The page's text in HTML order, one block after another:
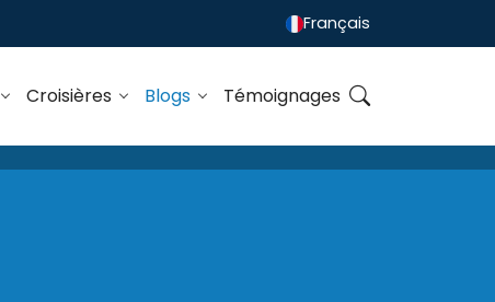
Français
Croisières Blogs Témoignages